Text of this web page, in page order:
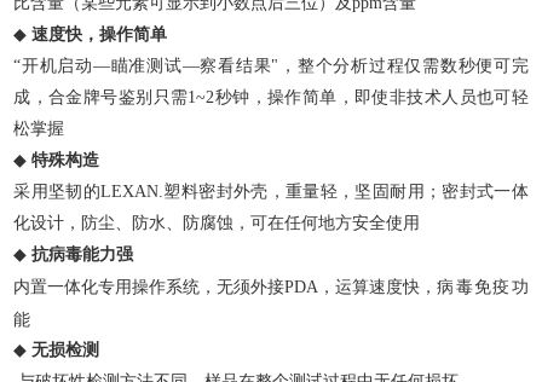
◆速度快，操作简单
“开机启动—瞄准测试—察看结果"，整个分析过程仅需数秒便可完
成，合金牌号鉴别只需1~2秒钟，操作简单，即使非技术人员也可轻
松掌握
◆特殊构造
采用坚韧的LEXAN.塑料密封外壳，重量轻，坚固耐用；密封式一体
化设计，防尘、防水、防腐蚀，可在任何地方安全使用
◆抗病毒能力强
内置一体化专用操作系统，无须外接PDA，运算速度快，病 毒免疫功
能
◆ 无损检测